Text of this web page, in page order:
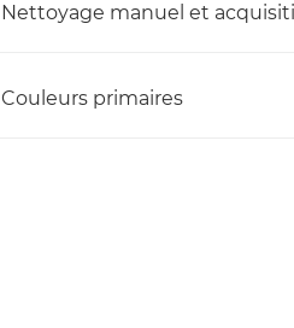
Nettoyage manuel et
Couleurs primaires